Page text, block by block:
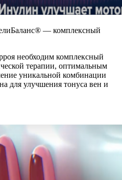
— комплексный
необходим комплексный
терапии, оптимальным
уникальной комбинации
для улучшения тонуса вен и